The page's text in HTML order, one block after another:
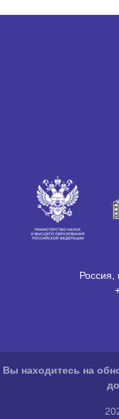
Россия,
Вы находитесь на